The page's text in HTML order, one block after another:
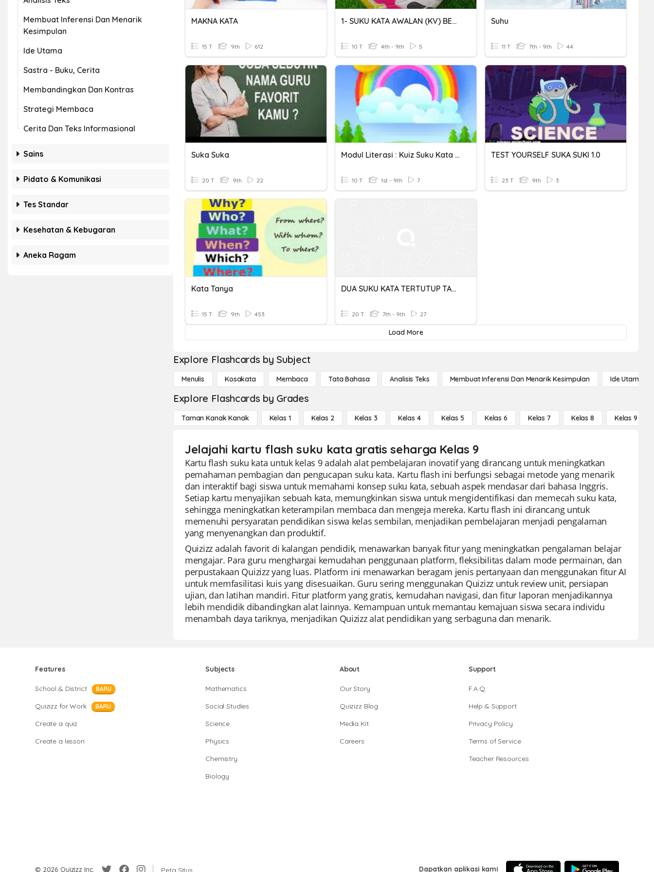
Membuat Inferensi Dan Menarik
Kesimpulan
Ide Utama
Sastra - Buku, Cerita
Membandingkan Dan Kontras
Strategi Membaca
Cerita Dan Teks Informasional
Sains
Pidato & Komunikasi
Tes Standar
Kesehatan & Kebugaran
Aneka Ragam
MAKNA KATA
15 T 9th 612
1- SUKU KATA AWALAN (KV) BERDASARKAN GAMBAR
10 T 4th - 9th 5
Suhu
11 T 7th - 9th 44
Suka Suka
20 T 9th 22
Modul Literasi : Kuiz Suku Kata KV E
10 T 1st - 9th 7
TEST YOURSELF SUKA SUKI 1.0
23 T 9th 3
Kata Tanya
15 T 9th 453
DUA SUKU KATA TERTUTUP TAHUN 1 (USTZ KAMALIAH)
20 T 7th - 9th 27
Load More
Explore Flashcards by Subject
Menulis Kosakata Membaca Tata Bahasa Analisis Teks Membuat Inferensi Dan Menarik Kesimpulan Ide Utama
Explore Flashcards by Grades
Taman Kanak Kanak Kelas 1 Kelas 2 Kelas 3 Kelas 4 Kelas 5 Kelas 6 Kelas 7 Kelas 8 Kelas 9
Jelajahi kartu flash suku kata gratis seharga Kelas 9
Kartu flash suku kata untuk kelas 9 adalah alat pembelajaran inovatif yang dirancang untuk meningkatkan
pemahaman pembagian dan pengucapan suku kata. Kartu flash ini berfungsi sebagai metode yang menarik
dan interaktif bagi siswa untuk memahami konsep suku kata, sebuah aspek mendasar dari bahasa Inggris.
Setiap kartu menyajikan sebuah kata, memungkinkan siswa untuk mengidentifikasi dan memecah suku kata,
sehingga meningkatkan keterampilan membaca dan mengeja mereka. Kartu flash ini dirancang untuk
memenuhi persyaratan pendidikan siswa kelas sembilan, menjadikan pembelajaran menjadi pengalaman
yang menyenangkan dan produktif.
Quizizz adalah favorit di kalangan pendidik, menawarkan banyak fitur yang meningkatkan pengalaman belajar
mengajar. Para guru menghargai kemudahan penggunaan platform, fleksibilitas dalam mode permainan, dan
perpustakaan Quizizz yang luas. Platform ini menawarkan beragam jenis pertanyaan dan menggunakan fitur AI
untuk memfasilitasi kuis yang disesuaikan. Guru sering menggunakan Quizizz untuk review unit, persiapan
ujian, dan latihan mandiri. Fitur platform yang gratis, kemudahan navigasi, dan fitur laporan menjadikannya
lebih mendidik dibandingkan alat lainnya. Kemampuan untuk memantau kemajuan siswa secara individu
menambah daya tariknya, menjadikan Quizizz alat pendidikan yang serbaguna dan menarik.
Features
School & District BARU
Quizizz for Work BARU
Create a quiz
Create a lesson
Subjects
Mathematics
Social Studies
Science
Physics
Chemistry
Biology
About
Our Story
Quizizz Blog
Media Kit
Careers
Support
F.A.Q.
Help & Support
Privacy Policy
Terms of Service
Teacher Resources
© 2026 Quizizz Inc. Peta Situs Dapatkan aplikasi kami